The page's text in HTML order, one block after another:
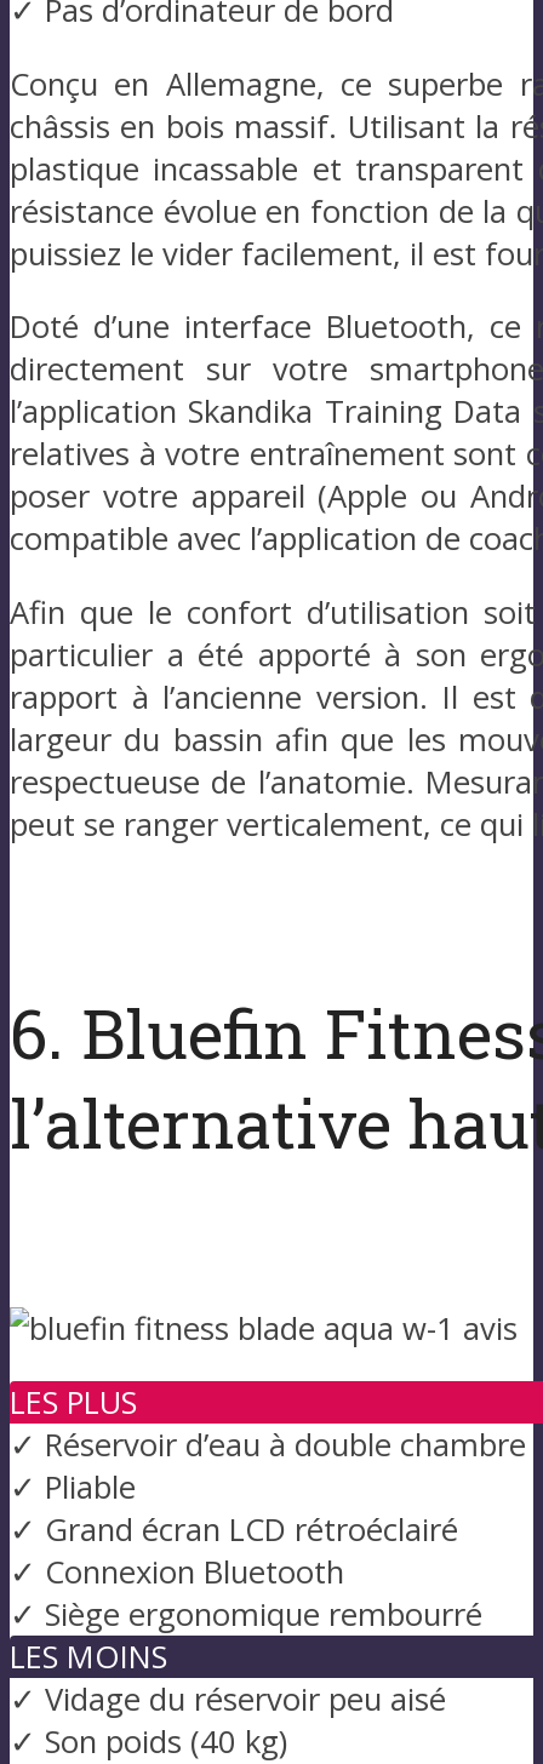
✓ Pas d’ordinateur de bord
Conçu en Allemagne, ce superbe
châssis en bois massif. Utilisant la
plastique incassable et
résistance évolue en fonction de la
puissiez le vider facilement, il est
Doté d’une interface Bluetooth,
directement sur votre
l’application Skandika Training
relatives à votre entraînement sont
poser votre appareil (Apple ou
compatible avec l’application de
Afin que le confort d’utilisation
particulier a été apporté à son
rapport à l’ancienne version. Il est
largeur du bassin afin que les
respectueuse de l’anatomie.
peut se ranger verticalement, ce qui
6. Bluefin
l’alternative
LES PLUS
✓ Réservoir d’eau à double chambre
✓ Pliable
✓ Grand écran LCD rétroéclairé
✓ Connexion Bluetooth
✓ Siège ergonomique rembourré
LES MOINS
✓ Vidage du réservoir peu aisé
✓ Son poids (40 kg)